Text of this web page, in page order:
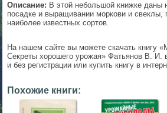
Описание: В этой небольшой книжке даны
посадке и выращивании моркови и свеклы,
наиболее известных сортов.
На нашем сайте вы можете скачать книгу
Секреты хорошего урожая» Фатьянов В. И.
и без регистрации или купить книгу в
Похожие книги:
▼
▼